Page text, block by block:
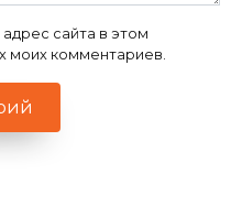
сайта в этом
моих комментариев.